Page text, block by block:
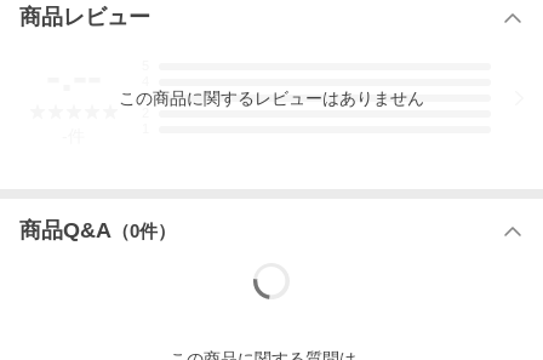
商品レビュー
3
この商品に関するレビューはありません
商品Q&A （0件）